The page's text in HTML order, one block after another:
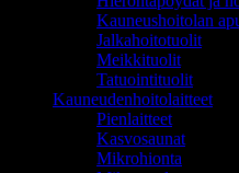
Kauneushoitolan
Jalkahoitotuolit
Meikkituolit
Tatuointituolit
Kauneudenhoitolaitteet
Pienlaitteet
Kasvosaunat
Mikrohionta